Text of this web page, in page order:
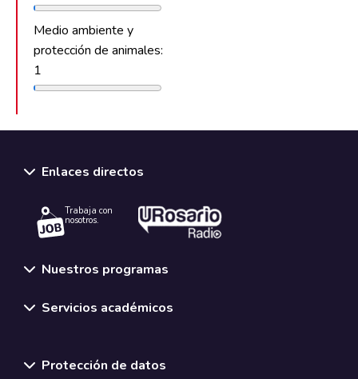
Medio ambiente y
protección de animales:
1
Enlaces directos
Trabaja con
nosotros.
Nuestros programas
Servicios académicos
Protección de datos